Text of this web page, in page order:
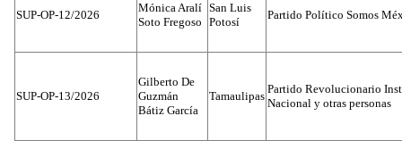
SUP-OP-12/2026
Mónica Aralí
Soto Fregoso
San Luis
Potosí
Partido Político Somos
SUP-OP-13/2026
Gilberto De
Guzmán
Bátiz García
Tamaulipas
Partido Revolucionario
Nacional y otras personas